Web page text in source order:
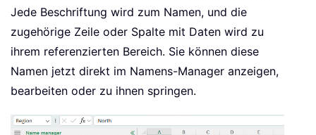
Jede Beschriftung wird zum Namen, und die
zugehörige Zeile oder Spalte mit Daten wird zu
ihrem referenzierten Bereich. Sie können diese
Namen jetzt direkt im Namens-Manager anzeigen,
bearbeiten oder zu ihnen springen.